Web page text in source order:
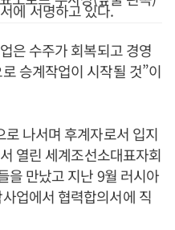
에 서명하고 있다.
은 수주가 회복되고 경영
승계작업이 시작될 것”이
나서며 후계자로서 입지
열린 세계조선소대표자회
을 만났고 지난 9월 러시아
업에서 협력합의서에 직